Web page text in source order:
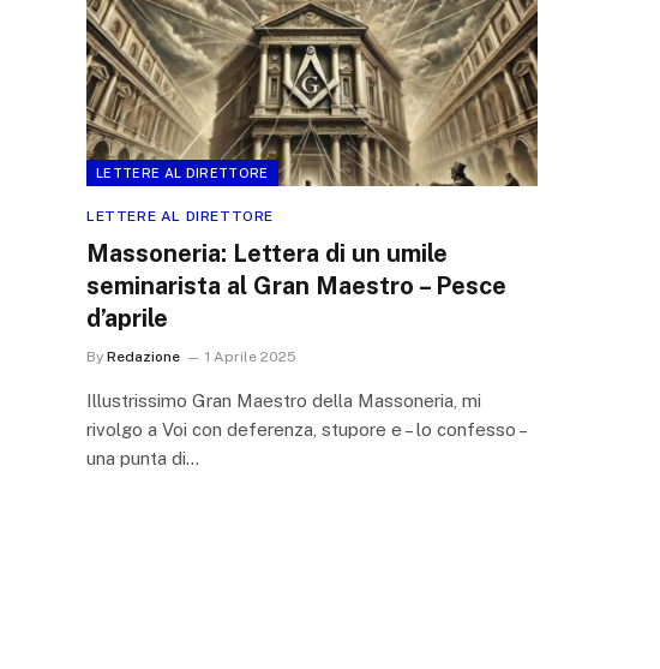
LETTERE AL DIRETTORE
LETTERE AL DIRETTORE
Massoneria: Lettera di un umile
seminarista al Gran Maestro – Pesce
d’aprile
By Redazione 1 Aprile 2025
Illustrissimo Gran Maestro della Massoneria, mi
rivolgo a Voi con deferenza, stupore e – lo confesso –
una punta di…